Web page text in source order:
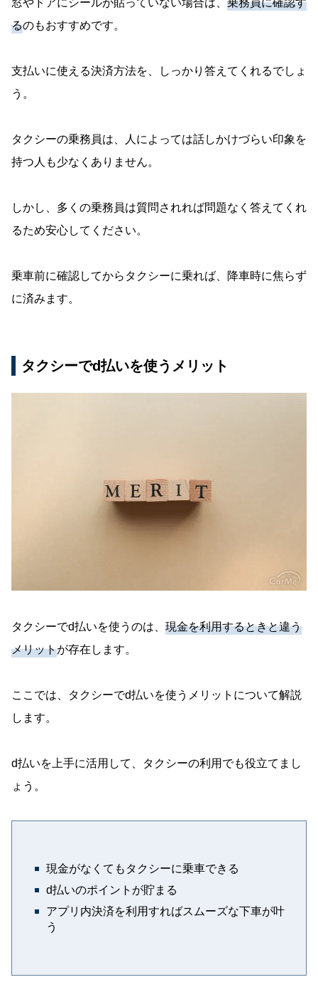
窓やドアにシールが貼っていない場合は、 乗務員に確認す
るのもおすすめです。
支払いに使える決済方法を、しっかり答えてくれるでしょ
う。
タクシーの乗務員は、人によっては話しかけづらい印象を
持つ人も少なくありません。
しかし、多くの乗務員は質問されれば問題なく答えてくれ
るため安心してください。
乗車前に確認してからタクシーに乗れば、降車時に焦らず
に済みます。
タクシーでd払いを使うメリット
タクシーでd払いを使うのは、 現金を利用するときと違う
メリットが存在します。
ここでは、タクシーでd払いを使うメリットについて解説
します。
d払いを上手に活用して、タクシーの利用でも役立てまし
ょう。
現金がなくてもタクシーに乗車できる
d払いのポイントが貯まる
アプリ内決済を利用すればスムーズな下車が叶
う